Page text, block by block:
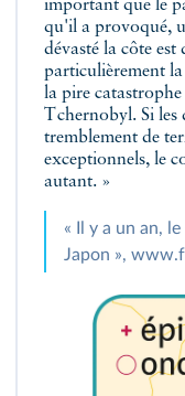
important que le
qu'il a provoqué,
dévasté la côte
particulièrement
la pire catastrophe
Tchernobyl. Si les
tremblement de
exceptionnels, le
autant. »
« Il y a un an,
Japon »,